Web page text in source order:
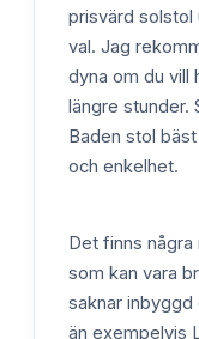
prisvärd
val. Jag
dyna om du vill
längre stunder.
Baden stol
och enkelhet.
Det finns
som kan vara
saknar
än exempelvis